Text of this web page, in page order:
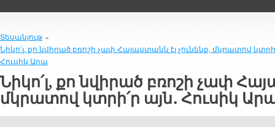
Տեսանյութ »
Նիկո՛լ, քո նվիրած բռոշի չափ Հայաստանն էլ չունենք, մկրատով
Հուսիկ Արա
Նիկո՛լ, քո նվիրած բռոշի չափ
մկրատով կտրի՛ր այն․ Հուսիկ